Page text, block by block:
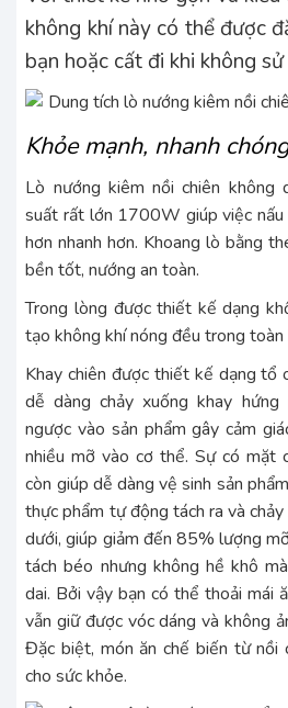
không khí này có thể được
bạn hoặc cất đi khi không
Khỏe mạnh, nhanh
Lò nướng kiêm nồi chiên không
suất rất lớn 1700W giúp việc
hơn nhanh hơn. Khoang lò bằng
bền tốt, nướng an toàn.
Trong lòng được thiết kế dạng
tạo không khí nóng đều trong toàn
Khay chiên được thiết kế dạng tổ
dễ dàng chảy xuống khay hứng
ngược vào sản phẩm gây cảm
nhiều mỡ vào cơ thể. Sự có mặt
còn giúp dễ dàng vệ sinh sản
thực phẩm tự động tách ra và
dưới, giúp giảm đến 85% lượng
tách béo nhưng không hề khô
dai. Bởi vậy bạn có thể thoải mái
vẫn giữ được vóc dáng và không
Đặc biệt, món ăn chế biến từ nồi
cho sức khỏe.